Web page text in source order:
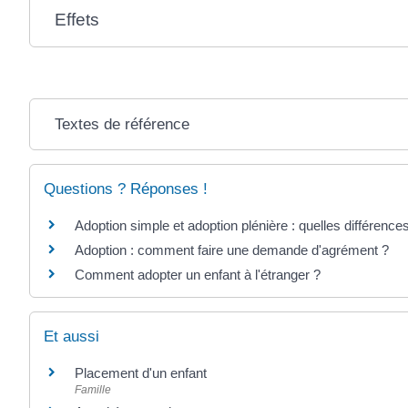
Effets
Textes de référence
Questions ? Réponses !
Adoption simple et adoption plénière : quelles
Adoption : comment faire une demande d'agrément ?
Comment adopter un enfant à l'étranger ?
Et aussi
Placement d'un enfant
Famille